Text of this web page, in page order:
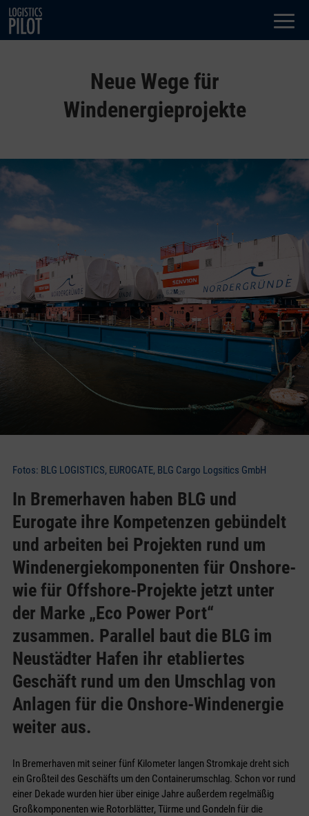
Dialog
window
Neue Wege für
Windenergieprojekte
In Bremerhaven haben BLG und
Eurogate ihre Kompetenzen gebündelt
und arbeiten bei Projekten rund um
Windenergiekomponenten für Onshore-
wie für Offshore-Projekte jetzt unter
der Marke „Eco Power Port“
zusammen. Parallel baut die BLG im
Neustädter Hafen ihr etabliertes
Geschäft rund um den Umschlag von
Anlagen für die Onshore-Windenergie
weiter aus.
Fotos: BLG LOGISTICS, EUROGATE, BLG Cargo Logsitics GmbH
In Bremerhaven mit seiner fünf Kilometer langen Stromkaje dreht sich
ein Großteil des Geschäfts um den Containerumschlag. Schon vor rund
einer Dekade wurden hier über einige Jahre außerdem regelmäßig
Großkomponenten wie Rotorblätter, Türme und Gondeln für die